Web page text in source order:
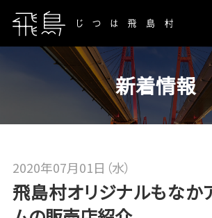
新着情報
飛島村オリジナルもなか
2020年07月01日（水）